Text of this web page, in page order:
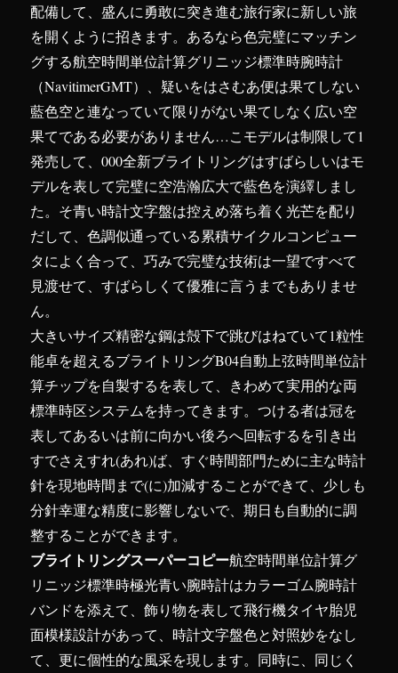
配備して、盛んに勇敢に突き進む旅行家に新しい旅
を開くように招きます。あるなら色完璧にマッチン
グする航空時間単位計算グリニッジ標準時腕時計
（NavitimerGMT）、疑いをはさむあ便は果てしない
藍色空と連なっていて限りがない果てしなく広い空
果てである必要がありません…こモデルは制限して1
発売して、000全新ブライトリングはすばらしいはモ
デルを表して完璧に空浩瀚広大で藍色を演繹しまし
た。そ青い時計文字盤は控えめ落ち着く光芒を配り
だして、色調似通っている累積サイクルコンピュー
タによく合って、巧みで完璧な技術は一望ですべて
見渡せて、すばらしくて優雅に言うまでもありませ
ん。
大きいサイズ精密な鋼は殻下で跳びはねていて1粒性
能卓を超えるブライトリングB04自動上弦時間単位計
算チップを自製するを表して、きわめて実用的な両
標準時区システムを持ってきます。つける者は冠を
表してあるいは前に向かい後ろへ回転するを引き出
すでさえすれ(あれ)ば、すぐ時間部門ために主な時計
針を現地時間まで(に)加減することができて、少しも
分針幸運な精度に影響しないで、期日も自動的に調
整することができます。
ブライトリングスーパーコピー航空時間単位計算グ
リニッジ標準時極光青い腕時計はカラーゴム腕時計
バンドを添えて、飾り物を表して飛行機タイヤ胎児
面模様設計があって、時計文字盤色と対照妙をなし
て、更に個性的な風采を現します。同時に、同じく